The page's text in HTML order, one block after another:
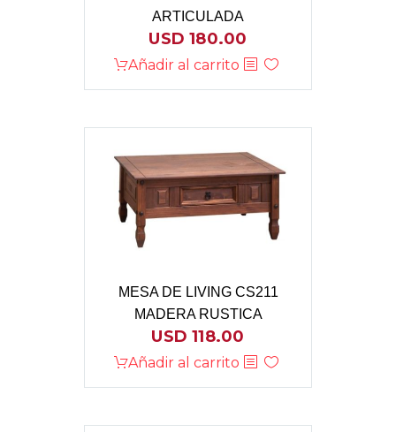
ARTICULADA
USD180.00
Añadir al carrito
MESA DE LIVING CS211
MADERA RUSTICA
USD118.00
Añadir al carrito